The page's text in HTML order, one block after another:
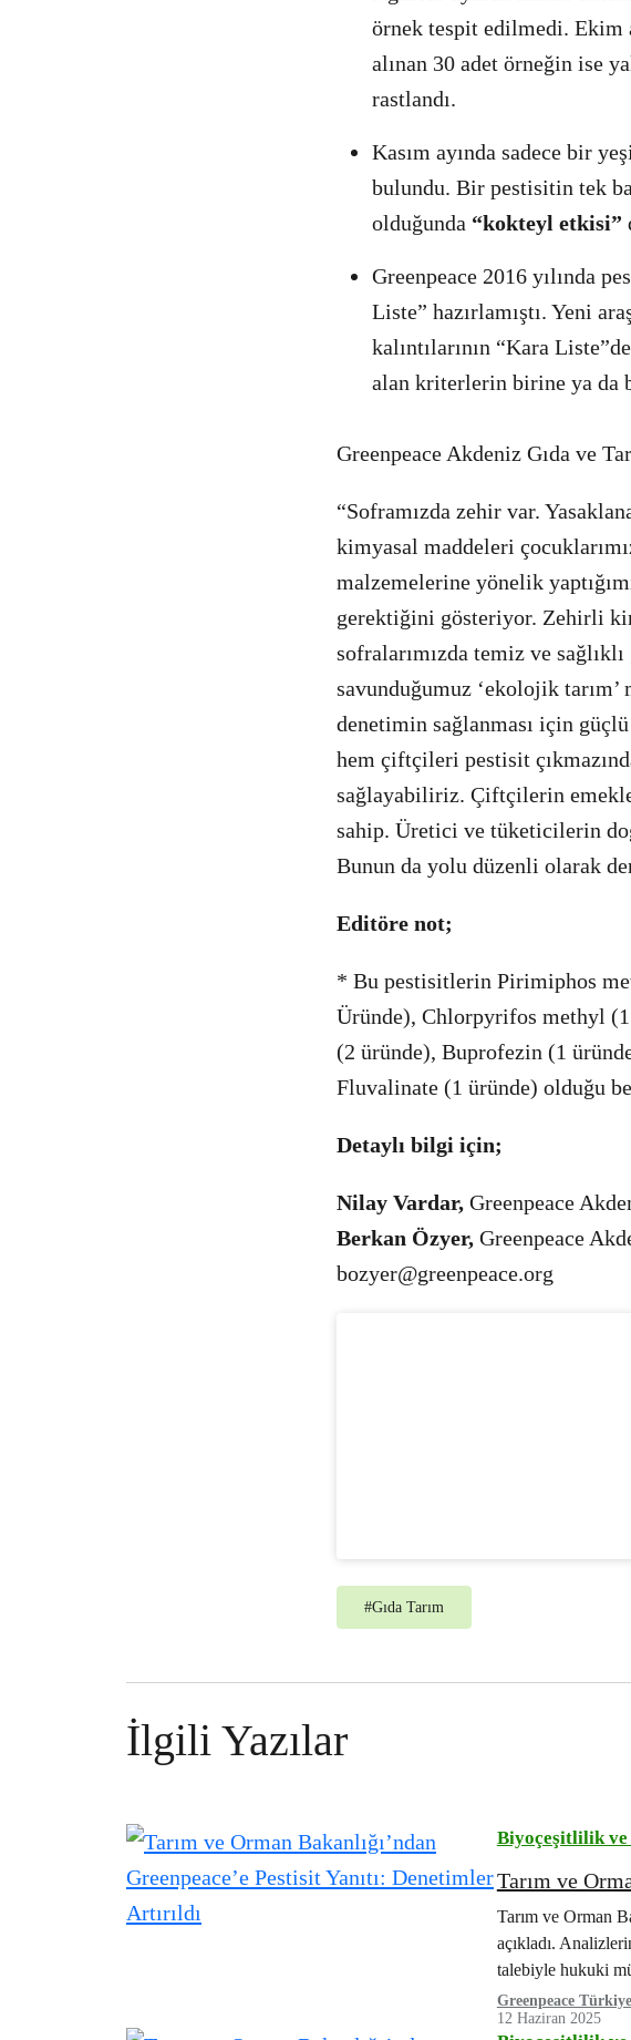
örnek tespit edilmedi. Ekim
alınan 30 adet örneğin ise
rastlandı.
Kasım ayında sadece bir
bulundu. Bir pestisitin tek
olduğunda “kokteyl etkisi”
Greenpeace 2016 yılında
Liste” hazırlamıştı. Yeni
kalıntılarının “Kara
alan kriterlerin birine ya da
Greenpeace Akdeniz Gıda ve
“Soframızda zehir var.
kimyasal maddeleri
malzemelerine yönelik
gerektiğini gösteriyor. Zehirli
sofralarımızda temiz ve
savunduğumuz ‘ekolojik
denetimin sağlanması için
hem çiftçileri pestisit
sağlayabiliriz. Çiftçilerin
sahip. Üretici ve tüketicilerin
Bunun da yolu düzenli olarak
Editöre not;
* Bu pestisitlerin Pirimiphos
Üründe), Chlorpyrifos methyl
(2 üründe), Buprofezin (1
Fluvalinate (1 üründe) olduğu
Detaylı bilgi için;
Nilay Vardar, Greenpeace
Berkan Özyer, Greenpeace
bozyer@greenpeace.org
#Gıda Tarım
İlgili Yazılar
Biyoçeşitlilik ve
Tarım ve
Tarım ve Orman
açıkladı.
talebiyle hukuki
Greenpeace Türkiye
12 Haziran 2025